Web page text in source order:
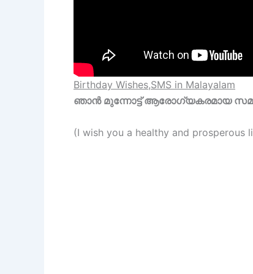
Birthday Wishes,SMS in Malayalam
ഞാൻ മുന്നോട്ട് ആരോഗ്യകരമായ
(I wish you a healthy and prosperous